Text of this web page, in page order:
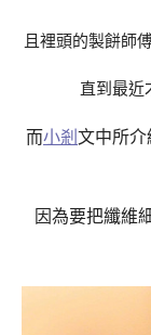
且裡頭的製餅師
直到最近
而小剎 文中所介
因為要把纖維